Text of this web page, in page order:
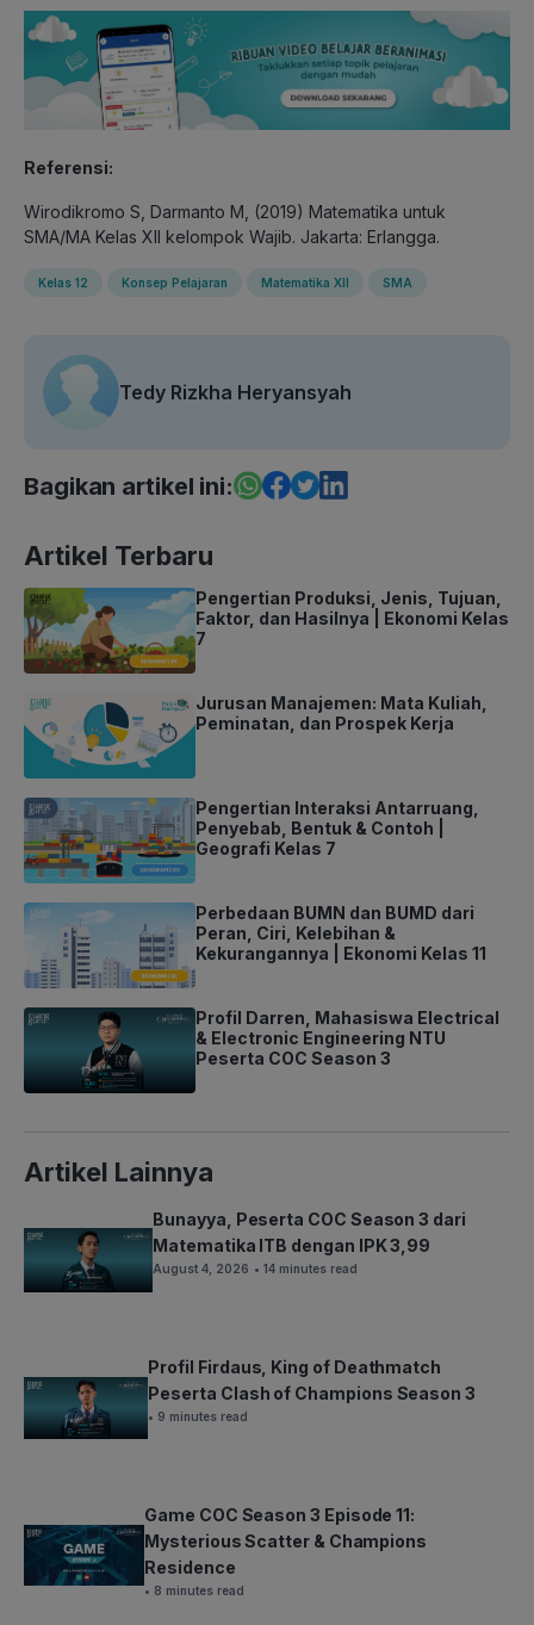
Referensi:
Wirodikromo S, Darmanto M, (2019) Matematika untuk
SMA/MA Kelas XII kelompok Wajib. Jakarta: Erlangga.
Kelas 12 Konsep Pelajaran Matematika XII SMA
Tedy Rizkha Heryansyah
Bagikan artikel ini:
Artikel Terbaru
Pengertian Produksi, Jenis, Tujuan,
Faktor, dan Hasilnya | Ekonomi Kelas
7
Jurusan Manajemen: Mata Kuliah,
Peminatan, dan Prospek Kerja
Pengertian Interaksi Antarruang,
Penyebab, Bentuk & Contoh |
Geografi Kelas 7
Perbedaan BUMN dan BUMD dari
Peran, Ciri, Kelebihan &
Kekurangannya | Ekonomi Kelas 11
Profil Darren, Mahasiswa Electrical
& Electronic Engineering NTU
Peserta COC Season 3
Artikel Lainnya
Bunayya, Peserta COC Season 3 dari
Matematika ITB dengan IPK 3,99
August 4, 2026 • 14 minutes read
Profil Firdaus, King of Deathmatch
Peserta Clash of Champions Season 3
• 9 minutes read
Game COC Season 3 Episode 11:
Mysterious Scatter & Champions
Residence
• 8 minutes read